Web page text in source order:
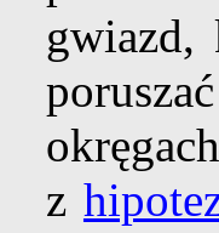
gwiazd,
z